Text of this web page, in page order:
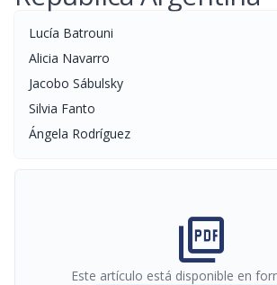
Lucía Batrouni
Alicia Navarro
Jacobo Sábulsky
Silvia Fanto
Ángela Rodríguez
picture_as_pdf
Este artículo está disponible en